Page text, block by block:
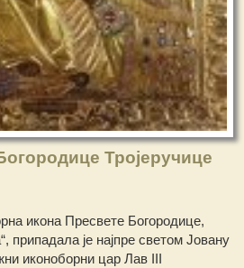
Тројеручице
икона Пресвете Богородице,
припадала је најпре светом Јовану
иконоборни цар Лав III